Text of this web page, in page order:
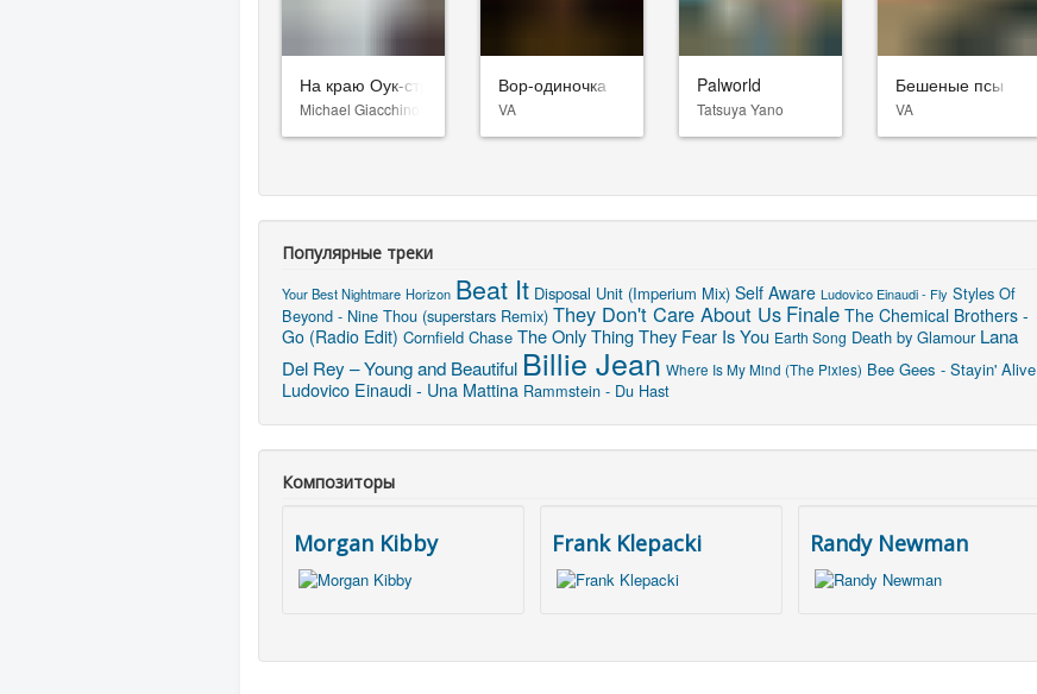
На краю Оук-стрит
Michael Giacchino
Вор-одиночка
VA
Palworld
Tatsuya Yano
Бешеные псы
VA
Популярные треки
Your Best Nightmare Horizon Beat It Disposal Unit (Imperium Mix) Self Aware Ludovico Einaudi - Fly Styles Of
Beyond - Nine Thou (superstars Remix) They Don't Care About Us Finale The Chemical Brothers -
Go (Radio Edit) Cornfield Chase The Only Thing They Fear Is You Earth Song Death by Glamour Lana
Del Rey – Young and Beautiful Billie Jean Where Is My Mind (The Pixies) Bee Gees - Stayin' Alive
Ludovico Einaudi - Una Mattina Rammstein - Du Hast
Композиторы
Morgan Kibby Frank Klepacki Randy Newman